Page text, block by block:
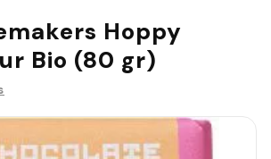
Hoppy
Bio (80 gr)